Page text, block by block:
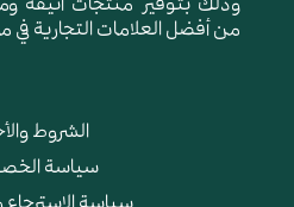
من أفضل العلامات التجارية في
الشروط
سياسة